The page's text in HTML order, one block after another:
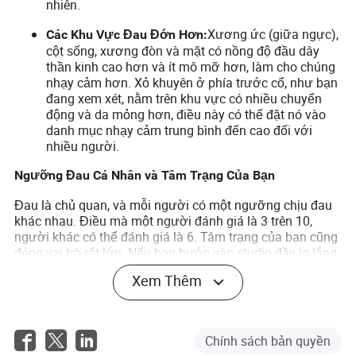
nhiên.
Các Khu Vực Đau Đớn Hơn:Xương ức (giữa ngực),
cột sống, xương đòn và mặt có nồng độ đầu dây
thần kinh cao hơn và ít mô mỡ hơn, làm cho chúng
nhạy cảm hơn. Xỏ khuyên ở phía trước cổ, như bạn
đang xem xét, nằm trên khu vực có nhiều chuyển
động và da mỏng hơn, điều này có thể đặt nó vào
danh mục nhạy cảm trung bình đến cao đối với
nhiều người.
Ngưỡng Đau Cá Nhân và Tâm Trạng Của Bạn
Đau là chủ quan, và mỗi người có một ngưỡng chịu đau
khác nhau. Điều mà một người đánh giá là 3 trên 10,
người khác có thể đánh giá là 6. Tâm trạng của bạn cũng
đóng vai trò rất lớn. Nếu bạn bước vào studio đầy lo lắng,
cơ thể bạn sẽ căng thẳng, nhịp tim sẽ tăng lên và bạn sẽ
nhạy cảm hơn với đau đớn.
một bữa ăn tốt, cơ thể bạn sẽ ở trạng thái tốt hơn nhiều
để xử lý căng thẳng của quy trình. Thực hành các bài tập
Xem Thêm
Chính sách bản quyền